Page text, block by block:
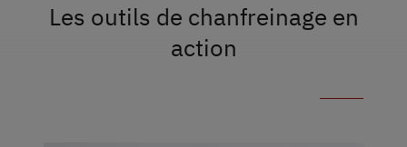
Les outils de chanfreinage en
action